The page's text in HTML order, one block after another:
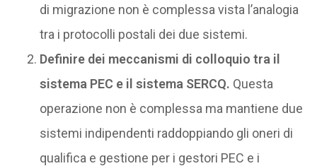
di migrazione non è complessa vista l’analogia
tra i protocolli postali dei due sistemi.
Definire dei meccanismi di colloquio tra il
sistema PEC e il sistema SERCQ. Questa
operazione non è complessa ma mantiene due
sistemi indipendenti raddoppiando gli oneri di
qualifica e gestione per i gestori PEC e i